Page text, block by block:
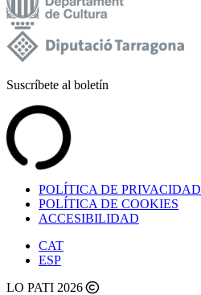
Suscríbete al boletín
POLÍTICA DE PRIVACIDAD
POLÍTICA DE COOKIES
ACCESIBILIDAD
CAT
ESP
LO PATI 2026